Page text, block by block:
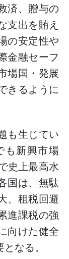
済、贈与の
支出を賄え
の安定性や
金融セーフ
場国・発展
きるように
も生じてい
も新興市場
史上最高水
国は、無駄
、租税回避
進課税の強
向けた健全
なる。